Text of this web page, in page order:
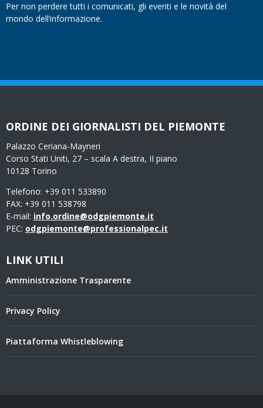
Per non perdere tutti i comunicati, gli eventi e le novità del
mondo dell’informazione.
ORDINE DEI GIORNALISTI DEL PIEMONTE
Palazzo Ceriana-Mayneri
Corso Stati Uniti, 27 – scala A destra, II piano
10128 Torino
Telefono: +39 011 533890
FAX: +39 011 538798
E-mail: info.ordine@odgpiemonte.it
PEC: odgpiemonte@professionalpec.it
LINK UTILI
Amministrazione Trasparente
Privacy Policy
Piattaforma Whistleblowing